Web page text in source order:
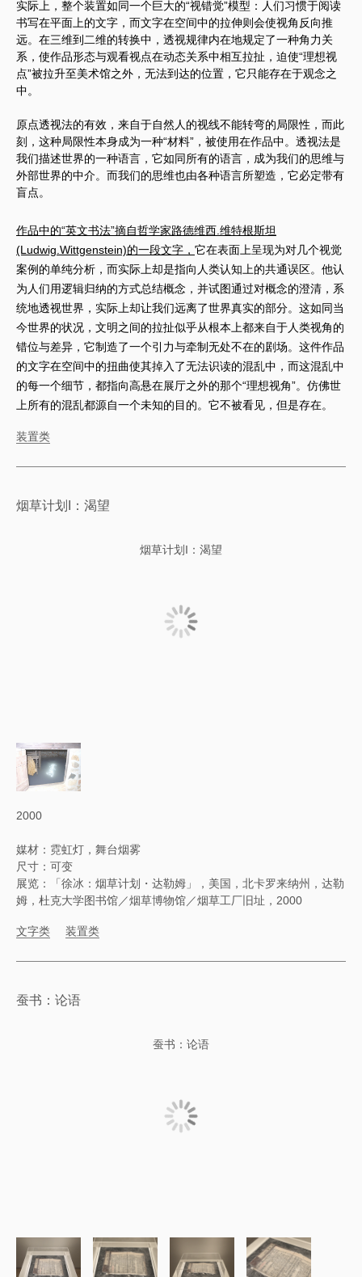
实际上，整个装置如同一个巨大的“视错觉”模型：人们习惯于阅读
书写在平面上的文字，而文字在空间中的拉伸则会使视角反向推
远。在三维到二维的转换中，透视规律内在地规定了一种角力关
系，使作品形态与观看视点在动态关系中相互拉扯，迫使“理想视
点”被拉升至美术馆之外，无法到达的位置，它只能存在于观念之
中。
原点透视法的有效，来自于自然人的视线不能转弯的局限性，而此
刻，这种局限性本身成为一种“材料”，被使用在作品中。透视法是
我们描述世界的一种语言，它如同所有的语言，成为我们的思维与
外部世界的中介。而我们的思维也由各种语言所塑造，它必定带有
盲点。
作品中的“英文书法”摘自哲学家路德维西.维特根斯坦
(Ludwig.Wittgenstein)的一段文字， 它在表面上呈现为对几个视觉
案例的单纯分析，而实际上却是指向人类认知上的共通误区。他认
为人们用逻辑归纳的方式总结概念，并试图通过对概念的澄清，系
统地透视世界，实际上却让我们远离了世界真实的部分。这如同当
今世界的状况，文明之间的拉扯似乎从根本上都来自于人类视角的
错位与差异，它制造了一个引力与牵制无处不在的剧场。这件作品
的文字在空间中的扭曲使其掉入了无法识读的混乱中，而这混乱中
的每一个细节，都指向高悬在展厅之外的那个“理想视角”。仿佛世
上所有的混乱都源自一个未知的目的。它不被看见，但是存在。
装置类
烟草计划I：渴望
烟草计划I：渴望
2000
媒材：霓虹灯，舞台烟雾
尺寸：可变
展览：「徐冰：烟草计划・达勒姆」，美国，北卡罗来纳州，达勒
姆，杜克大学图书馆／烟草博物馆／烟草工厂旧址，2000
文字类 装置类
蚕书：论语
蚕书：论语